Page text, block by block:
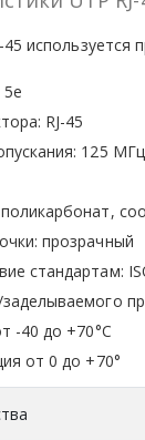
45
5е
RJ-45
125 МГц
прозрачный
стандартам:
-40 до +70°С
от 0 до +70°